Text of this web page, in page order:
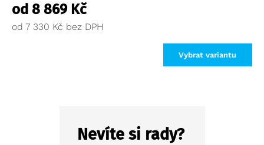
od 8 869 Kč
od 7 330 Kč
Vybrat variantu
Nevíte si rady?